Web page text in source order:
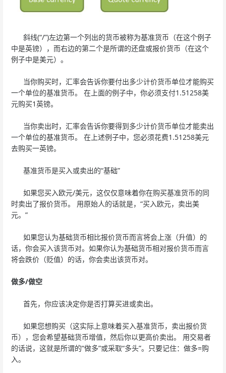
斜线(“/”)左边第一个列出的货币被称为基准货币（在这个例子
中是英镑），而右边的第二个是所谓的还盘或报价货币（在这个
例子中是美元）。
当你购买时，汇率会告诉你要付出多少计价货币单位才能购买
一个单位的基准货币。 在上面的例子中，你必须支付1.51258美
元购买1英镑。
当你卖出时，汇率会告诉你要得到多少计价货币单位才能卖出
一个单位的基准货币。 在上述例子中，您必须花费1.51258美元
去购买一英镑。
基准货币是买入或卖出的“基础”
如果您买入欧元/美元，这仅仅意味着你在购买基准货币的同
时卖出了报价货币。 用原始人的话就是，“买入欧元，卖出美
元。”
如果您认为基础货币相比报价货币而言将会上涨（升值）的
话，你会买入该货币对。如果你认为基础货币相对报价货币而言
将会跌价（贬值）的话，你会卖出该货币对。
做多/做空
首先，你应该决定你是否打算买进或卖出。
如果您想购买（这实际上意味着买入基准货币，卖出报价货
币），您会希望基础货币增值，然后你以更高价卖出。 用交易者
的话说，这就是所谓的“做多”或采取“多头”。只要记住：做多=购
入。